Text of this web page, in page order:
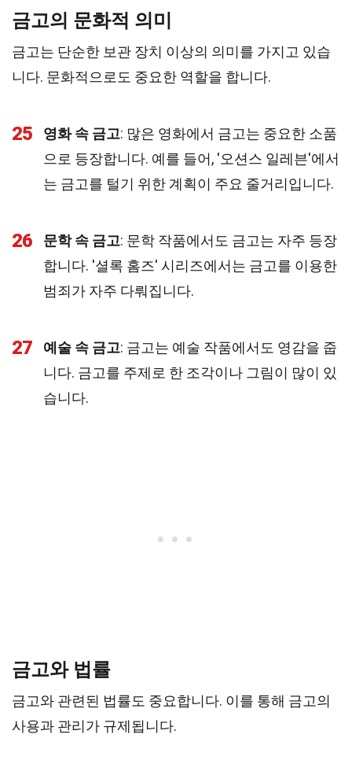
금고의 문화적 의미
금고는 단순한 보관 장치 이상의 의미를 가지고 있습
니다. 문화적으로도 중요한 역할을 합니다.
25 영화 속 금고: 많은 영화에서 금고는 중요한 소품
으로 등장합니다. 예를 들어, '오션스 일레븐'에서
는 금고를 털기 위한 계획이 주요 줄거리입니다.
26 문학 속 금고: 문학 작품에서도 금고는 자주 등장
합니다. '셜록 홈즈' 시리즈에서는 금고를 이용한
범죄가 자주 다뤄집니다.
27 예술 속 금고: 금고는 예술 작품에서도 영감을 줍
니다. 금고를 주제로 한 조각이나 그림이 많이 있
습니다.
금고와 법률
금고와 관련된 법률도 중요합니다. 이를 통해 금고의
사용과 관리가 규제됩니다.